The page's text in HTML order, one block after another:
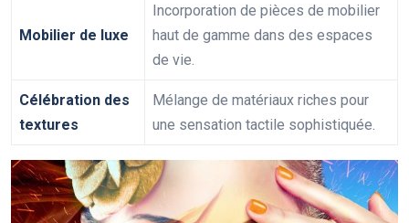
Mobilier de luxe
Incorporation de pièces de mobilier
haut de gamme dans des espaces
de vie.
Célébration des
textures
Mélange de matériaux riches pour
une sensation tactile sophistiquée.